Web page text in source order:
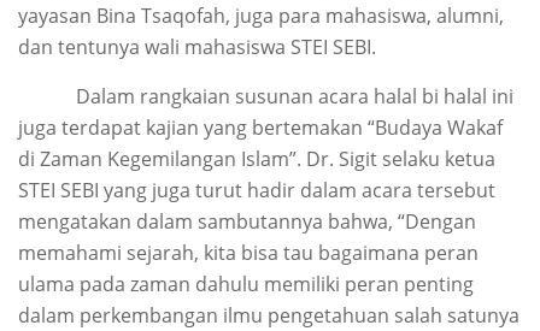
yayasan Bina Tsaqofah, juga para mahasiswa, alumni,
dan tentunya wali mahasiswa STEI SEBI.
Dalam rangkaian susunan acara halal bi halal ini
juga terdapat kajian yang bertemakan “Budaya Wakaf
di Zaman Kegemilangan Islam”. Dr. Sigit selaku ketua
STEI SEBI yang juga turut hadir dalam acara tersebut
mengatakan dalam sambutannya bahwa, “Dengan
memahami sejarah, kita bisa tau bagaimana peran
ulama pada zaman dahulu memiliki peran penting
dalam perkembangan ilmu pengetahuan salah satunya